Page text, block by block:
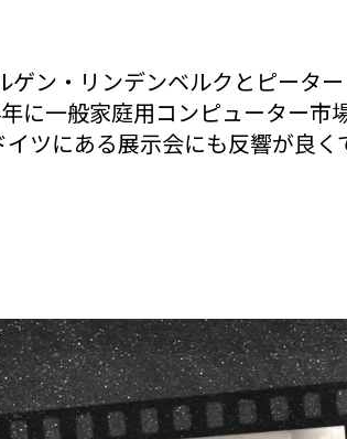
ン・リンデンベルクとピータ
に一般家庭用コンピューター市
ツにある展示会にも反響が良